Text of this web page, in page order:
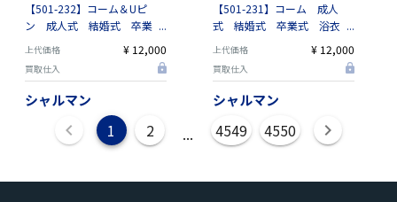
【501-232】コーム＆Uピ
ン 成人式 結婚式 卒業
上代価格 ¥ 12,000
買取仕入
シャルマン
【501-231】コーム 成人
式 結婚式 卒業式 浴衣
上代価格 ¥ 12,000
買取仕入
シャルマン
1 2 ... 4549 4550